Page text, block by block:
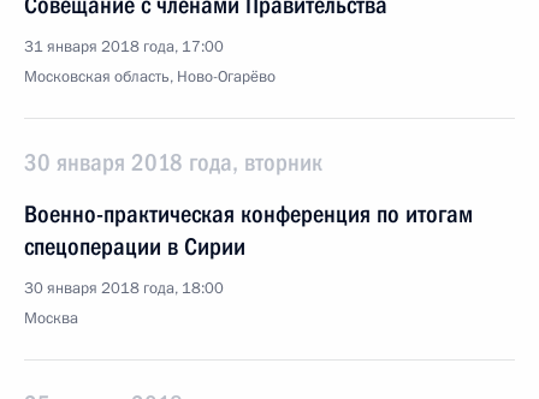
31 января 2018 года, 17:00
Московская область, Ново-Огарёво
30 января 2018 года, вторник
Военно-практическая конференция по итогам
спецоперации в Сирии
30 января 2018 года, 18:00
Москва